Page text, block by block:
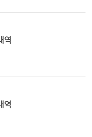
역
역